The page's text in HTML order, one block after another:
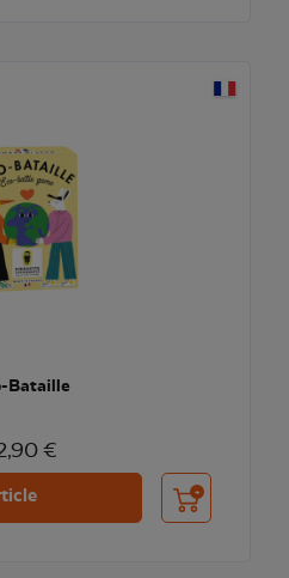
Bataille
€
Ajouter au